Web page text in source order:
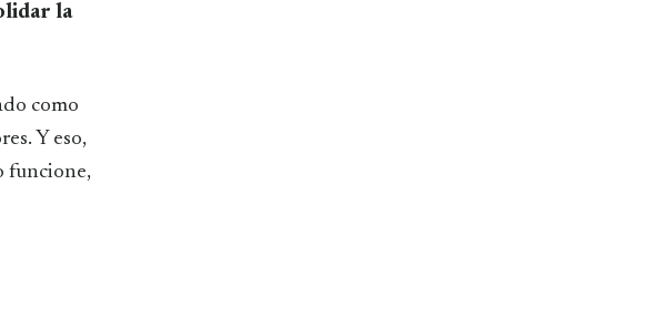
la
como
Y eso,
funcione,